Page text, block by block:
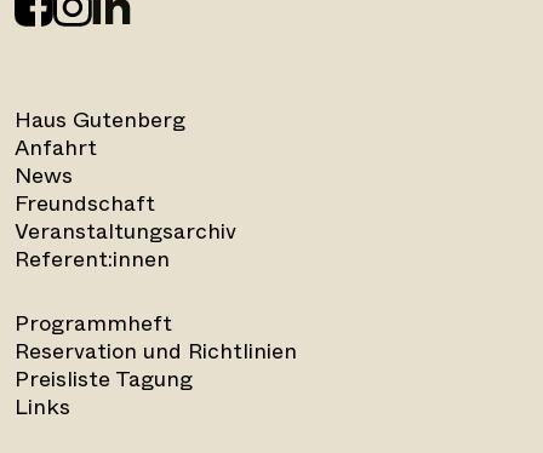
Haus Gutenberg
Anfahrt
News
Freundschaft
Veranstaltungsarchiv
Referent:innen
Programmheft
Reservation und Richtlinien
Preisliste Tagung
Links